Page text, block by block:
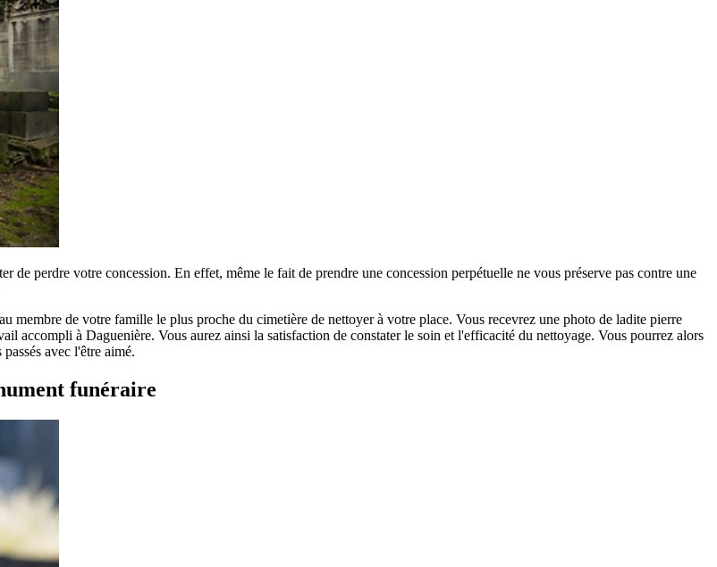
perdre votre concession. En effet, même le fait de prendre une concession perpétuelle ne vous préserve pas contre une
membre de votre famille le plus proche du cimetière de nettoyer à votre place. Vous recevrez une photo de ladite pierre
accompli à Daguenière. Vous aurez ainsi la satisfaction de constater le soin et l'efficacité du nettoyage. Vous pourrez alors
avec l'être aimé.
funéraire